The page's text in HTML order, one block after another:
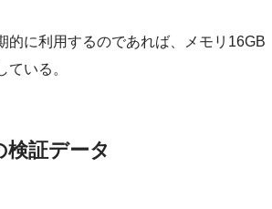
的に利用するのであれば、メモリ16GB
ている。
証データ